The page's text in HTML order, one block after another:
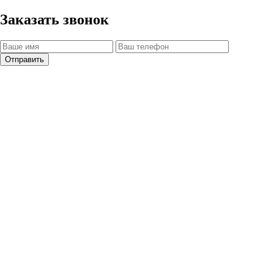
Заказать звонок
Отправить